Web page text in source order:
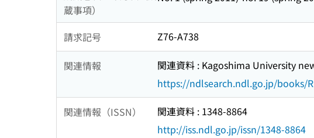
蔵事項）
請求記号 Z76-A738
関連情報
関連資料 : Kagoshima University
https://ndlsearch.ndl.go.jp/books/
関連情報（ISSN）
関連資料 : 1348-8864
http://iss.ndl.go.jp/issn/1348-8864